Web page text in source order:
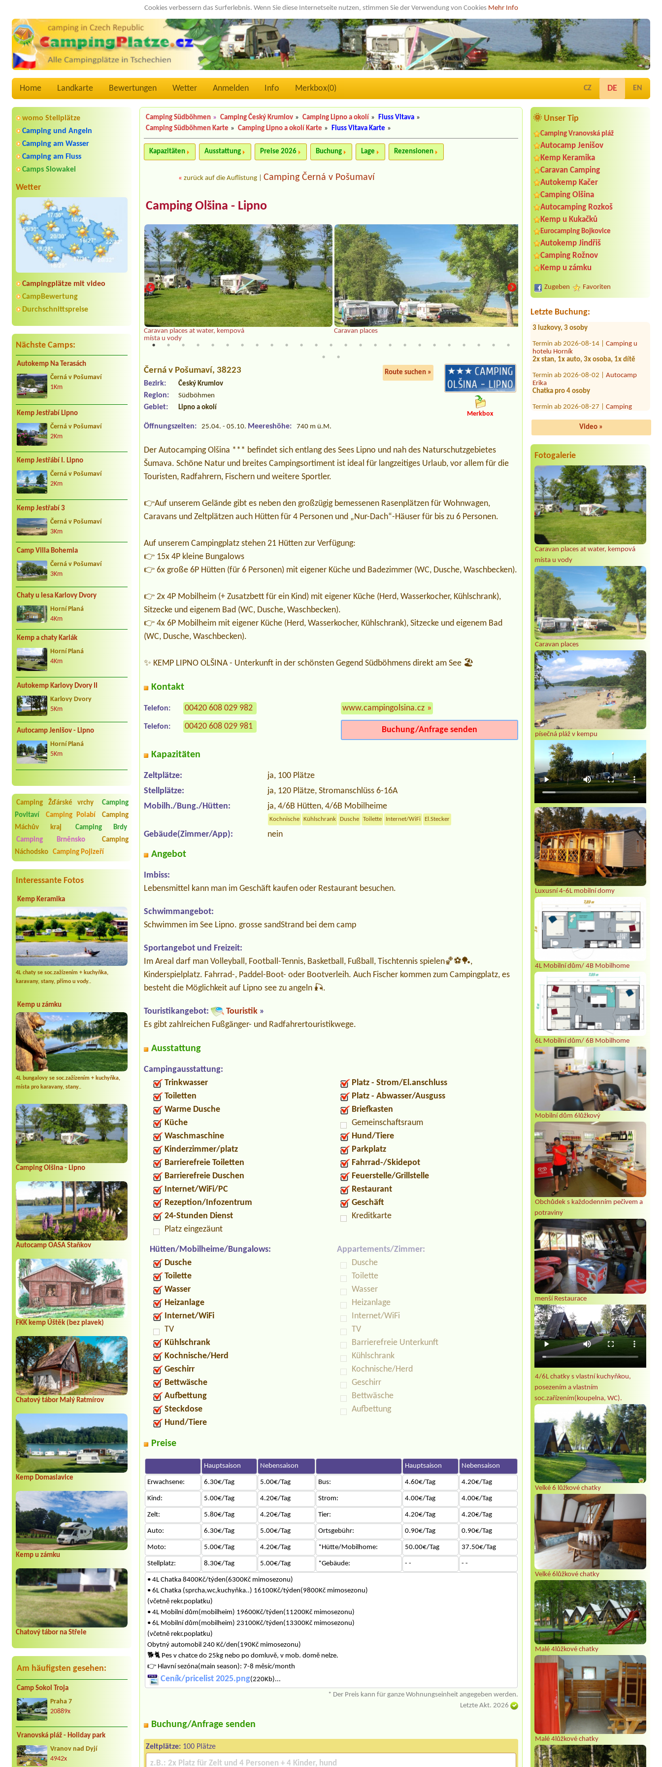
Cookies verbessern das Surferlebnis. Wenn Sie diese Internetseite nutzen, stimmen Sie der Verwendung von Cookies Mehr Info
Home Landkarte Bewertungen Wetter Anmelden Info Merkbox(0) CZ DE EN
womo Stellplätze
Camping und Angeln
Camping am Wasser
Camping am Fluss
Camps Slowakei
Wetter
Campingplätze mit video
CampBewertung
Durchschnittspreise
Nächste Camps:
Autokemp Na Terasách
Černá v Pošumaví
1Km
Kemp Jestřabí Lipno
Černá v Pošumaví
2Km
Kemp Jestřábí I. Lipno
Černá v Pošumaví
2Km
Kemp Jestřabí 3
Černá v Pošumaví
3Km
Camp Villa Bohemia
Černá v Pošumaví
3Km
Chaty u lesa Karlovy Dvory
Horní Planá
4Km
Kemp a chaty Karlák
Horní Planá
4Km
Autokemp Karlovy Dvory II
Karlovy Dvory
5Km
Autocamp Jenišov - Lipno
Horní Planá
5Km
Camping Žďárské vrchy
Camping
Povltaví
Camping Polabí
Camping
Máchův kraj
Camping Brdy
Camping Brněnsko
Camping
Náchodsko Camping Pojizeří
Interessante Fotos
Kemp Keramika
4L chaty se soc.zažízením + kuchyňka,
karavany, stany, přímo u vody..
Kemp u zámku
4L bungalovy se soc.zažízením + kuchyňka,
místa pro karavany, stany..
Camping Olšina - Lipno
Autocamp OASA Staňkov
FKK kemp Úštěk (bez plavek)
Chatový tábor Malý Ratmírov
Kemp Domaslavice
Kemp u zámku
Chatový tábor na Střele
Am häufigsten gesehen:
Camp Sokol Troja
Praha 7
20889x
Vranovská pláž - Holiday park
Vranov nad Dyjí
4942x
🌞 Unser Tip
Camping Vranovská pláž
Autocamp Jenišov
Kemp Keramika
Caravan Camping
Autokemp Kačer
Camping Olšina
Autocamping Rozkoš
Kemp u Kukačků
Eurocamping Bojkovice
Autokemp Jindřiš
Camping Rožnov
Kemp u zámku
Zugeben Favoriten
Letzte Buchung:
Termin ab 2026-07-31 |Autokemp
Třeboň
2L chata 2 osoby
Termin ab 2026-08-09 |
karavan + 4 osoby
Termin ab 2026-08-17 |Autokemp U
3 luzkovy, 3 osoby
Termin ab 2026-08-14 |
2x stan, 1x auto, 3x osoba, 1x dítě
Termin ab 2026-08-02 |Autocamp
Chatka pro 4 osoby
Termin ab 2026-08-27 |
Chatka pro dvě osoby a lůžkoviny
Termin ab 2026-08-10 |
Termin ab 2026-08-08 |
Outdoor Centrum Poddubí
Chatka 2-3 osoby
Termin ab 2026-08-09 |Annín Tree
Park Camp
1 Zelt, 2 Erwachsene + 2 Kinder, am
Wasser
Termin ab 2026-08-05 |ATC Šlechtův
palouk
1x 3L
Video »
Fotogalerie
Caravan places at water, kempová
místa u vody
Caravan places
písečná pláž v kempu
Luxusní 4-6L mobilní domy
4L Mobilní dům/ 4B Mobilhome
6L Mobilní dům/ 6B Mobilhome
Mobilní dům 6lůžkový
Obchůdek s každodenním pečivem a
potraviny
menší Restaurace
4/6L chatky s vlastní kuchyňkou,
posezením a vlastním
soc.zařízením(koupelna, WC).
Velké 6 lůžkové chatky
Velké 6lůžkové chatky
Malé 4lůžkové chatky
Malé 4lůžkové chatky
Camping Südböhmen » Camping Český Krumlov » Camping Lipno a okolí » Fluss Vltava »
Camping Südböhmen Karte » Camping Lipno a okolí Karte » Fluss Vltava Karte »
Kapazitäten Ausstattung Preise 2026 Buchung Lage Rezensionen
«zurück auf die Auflistung |Camping Černá v Pošumaví
Camping Olšina - Lipno
Caravan places at water, kempová
místa u vody
Caravan places písečná pláž v kempu
Černá v Pošumaví, 38223 Route suchen »
Bezirk: Český Krumlov
Region: Südböhmen
Gebiet: Lipno a okolí
Öffnungszeiten: 25.04. - 05.10. Meereshöhe: 740 m ü.M.
Merkbox
Der Autocamping Olšina *** befindet sich entlang des Sees Lipno und nah des Naturschutzgebietes
Šumava. Schöne Natur und breites Campingsortiment ist ideal für langzeitiges Urlaub, vor allem für die
Touristen, Radfahrern, Fischern und weitere Sportler.
👉Auf unserem Gelände gibt es neben den großzügig bemessenen Rasenplätzen für Wohnwagen,
Caravans und Zeltplätzen auch Hütten für 4 Personen und „Nur-Dach“-Häuser für bis zu 6 Personen.
Auf unserem Campingplatz stehen 21 Hütten zur Verfügung:
👉 15x 4P kleine Bungalows
👉 6x große 6P Hütten (für 6 Personen) mit eigener Küche und Badezimmer (WC, Dusche, Waschbecken).
👉 2x 4P Mobilheim (+ Zusatzbett für ein Kind) mit eigener Küche (Herd, Wasserkocher, Kühlschrank),
Sitzecke und eigenem Bad (WC, Dusche, Waschbecken).
👉 4x 6P Mobilheim mit eigener Küche (Herd, Wasserkocher, Kühlschrank), Sitzecke und eigenem Bad
(WC, Dusche, Waschbecken).
✨ KEMP LIPNO OLŠINA - Unterkunft in der schönsten Gegend Südböhmens direkt am See 🏖️
Kontakt
Telefon: 00420 608 029 982
Telefon: 00420 608 029 981
www.campingolsina.cz »
Buchung/Anfrage senden
Kapazitäten
Zeltplätze:
ja, 100 Plätze
Stellplätze:
ja, 120 Plätze, Stromanschlüss 6-16A
Mobilh./Bung./Hütten:
ja, 4/6B Hütten, 4/6B Mobilheime
Kochnische Kühlschrank Dusche Toilette Internet/WiFi El.Stecker
Gebäude(Zimmer/App): nein
Angebot
Imbiss:
Lebensmittel kann man im Geschäft kaufen oder Restaurant besuchen.
Schwimmangebot:
Schwimmen im See Lipno. grosse sandStrand bei dem camp
Sportangebot und Freizeit:
Im Areal darf man Volleyball, Football-Tennis, Basketball, Fußball, Tischtennis spielen🏀⚽🏓,
Kinderspielplatz. Fahrrad-, Paddel-Boot- oder Bootverleih. Auch Fischer kommen zum Campingplatz, es
besteht die Möglichkeit auf Lipno see zu angeln 🎣.
Touristikangebot: Touristik »
Es gibt zahlreichen Fußgänger- und Radfahrertouristikwege.
Ausstattung
Campingausstattung:
Trinkwasser
Toiletten
Warme Dusche
Küche
Waschmaschine
Kinderzimmer/platz
Barrierefreie Toiletten
Barrierefreie Duschen
Internet/WiFi/PC
Rezeption/Infozentrum
24-Stunden Dienst
Platz eingezäunt
Platz - Strom/El.anschluss
Platz - Abwasser/Ausguss
Briefkasten
Gemeinschaftsraum
Hund/Tiere
Parkplatz
Fahrrad-/Skidepot
Feuerstelle/Grillstelle
Restaurant
Geschäft
Kreditkarte
Hütten/Mobilheime/Bungalows:
Dusche
Toilette
Wasser
Heizanlage
Internet/WiFi
TV
Kühlschrank
Kochnische/Herd
Geschirr
Bettwäsche
Aufbettung
Steckdose
Hund/Tiere
Appartements/Zimmer:
Dusche
Toilette
Wasser
Heizanlage
Internet/WiFi
TV
Barrierefreie Unterkunft
Kühlschrank
Kochnische/Herd
Geschirr
Bettwäsche
Aufbettung
Preise
Hauptsaison Nebensaison Hauptsaison Nebensaison
Erwachsene: 6.30€/Tag 5.00€/Tag Bus: 4.60€/Tag 4.20€/Tag
Kind: 5.00€/Tag 4.20€/Tag Strom: 4.00€/Tag 4.00€/Tag
Zelt: 5.80€/Tag 4.20€/Tag Tier: 4.20€/Tag 4.20€/Tag
Auto: 6.30€/Tag 5.00€/Tag Ortsgebühr: 0.90€/Tag 0.90€/Tag
Moto: 5.00€/Tag 4.20€/Tag *Hütte/Mobilhome: 50.00€/Tag 37.50€/Tag
Stellplatz: 8.30€/Tag 5.00€/Tag *Gebäude: - - - -
• 4L Chatka 8400Kč/týden(6300Kč mimosezonu)
• 6L Chatka (sprcha,wc,kuchyňka..) 16100Kč/týden(9800Kč mimosezonu)
(včetně rekr.poplatku)
• 4L Mobilní dům(mobilheim) 19600Kč/týden(11200Kč mimosezonu)
• 6L Mobilní dům(mobilheim) 23100Kč/týden(13300Kč mimosezonu)
(včetně rekr.poplatku)
Obytný automobil 240 Kč/den(190Kč mimosezonu)
🐕‍🐈 Pes v chatce do 25kg nebo po domluvě, v mob. domě nelze.
👉 Hlavní sezóna(main season): 7-8 měsíc/month
Ceník/pricelist 2025.png(220Kb)...
* Der Preis kann für ganze Wohnungseinheit angegeben werden.
Letzte Akt. 2026
Buchung/Anfrage senden
Zeltplätze: 100 Plätze